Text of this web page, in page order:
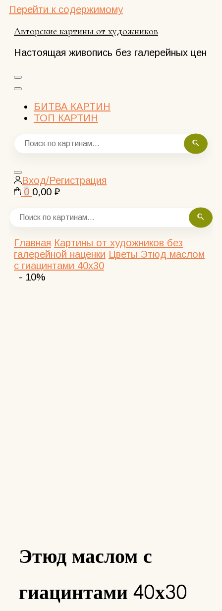
Перейти к содержимому
Авторские картины от художников
Настоящая живопись без галерейных цен
БИТВА КАРТИН
ТОП КАРТИН
Закрыть
поиск
Вход/Регистрация
0 0,00 ₽
Главная Картины от художников без
галерейной наценки Цветы Этюд маслом
с гиацинтами 40х30
- 10%
Этюд маслом с
гиацинтами 40х30